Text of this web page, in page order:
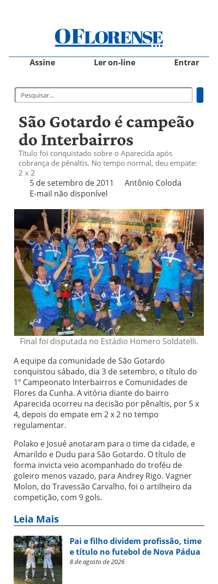
Assine Ler on-line Entrar
São Gotardo é campeão
do Interbairros
Título foi conquistado sobre o Aparecida após
cobrança de pênaltis. No tempo normal, deu empate:
2 x 2
5 de setembro de 2011
Antônio Coloda
E-mail não disponível
Final foi disputada no Estádio Homero Soldatelli.
A equipe da comunidade de São Gotardo
conquistou sábado, dia 3 de setembro, o título do
1º Campeonato Interbairros e Comunidades de
Flores da Cunha. A vitória diante do bairro
Aparecida ocorreu na decisão por pênaltis, por 5 x
4, depois do empate em 2 x 2 no tempo
regulamentar.
Polako e Josué anotaram para o time da cidade, e
Amarildo e Dudu para São Gotardo. O título de
forma invicta veio acompanhado do troféu de
goleiro menos vazado, para Andrey Rigo. Vagner
Molon, do Travessão Carvalho, foi o artilheiro da
competição, com 9 gols.
Leia Mais
Pai e filho dividem profissão, time
e título no futebol de Nova Pádua
8 de agosto de 2026